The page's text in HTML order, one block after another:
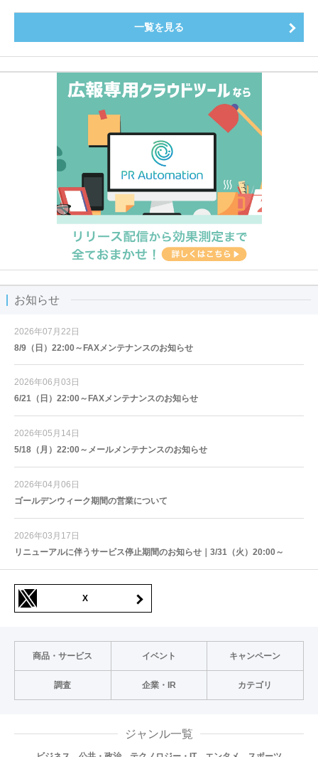
一覧を見る
お知らせ
2026年07月22日
8/9（日）22:00～FAXメンテナンスのお知らせ
2026年06月03日
6/21（日）22:00～FAXメンテナンスのお知らせ
2026年05月14日
5/18（月）22:00～メールメンテナンスのお知らせ
2026年04月06日
ゴールデンウィーク期間の営業について
2026年03月17日
リニューアルに伴うサービス停止期間のお知らせ｜3/31（火）20:00～
X
商品・サービス イベント キャンペーン
調査 企業・IR カテゴリ
ジャンル一覧